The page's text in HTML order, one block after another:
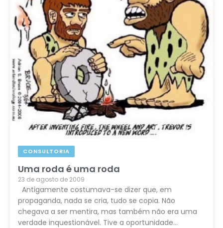
CONSULTORIA
Uma roda é uma roda
23 de agosto de 2009
Antigamente costumava-se dizer que, em
propaganda, nada se cria, tudo se copia. Não
chegava a ser mentira, mas também não era uma
verdade inquestionável. Tive a oportunidade…